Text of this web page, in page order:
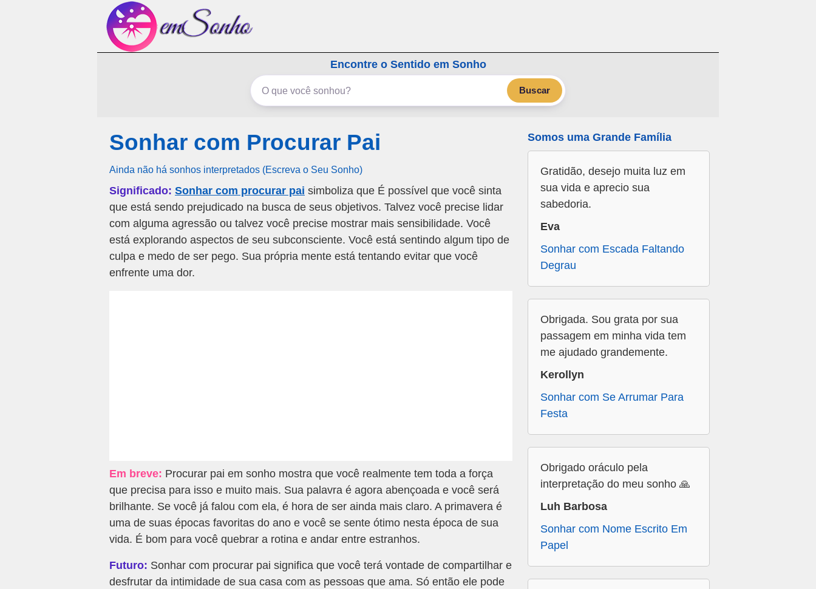
Encontre o Sentido em Sonho
Buscar
Sonhar com Procurar Pai
Ainda não há sonhos interpretados (Escreva o Seu Sonho)
Significado: Sonhar com procurar pai simboliza que É possível que você sinta
que está sendo prejudicado na busca de seus objetivos. Talvez você precise lidar
com alguma agressão ou talvez você precise mostrar mais sensibilidade. Você
está explorando aspectos de seu subconsciente. Você está sentindo algum tipo de
culpa e medo de ser pego. Sua própria mente está tentando evitar que você
enfrente uma dor.
Em breve: Procurar pai em sonho mostra que você realmente tem toda a força
que precisa para isso e muito mais. Sua palavra é agora abençoada e você será
brilhante. Se você já falou com ela, é hora de ser ainda mais claro. A primavera é
uma de suas épocas favoritas do ano e você se sente ótimo nesta época de sua
vida. É bom para você quebrar a rotina e andar entre estranhos.
Futuro: Sonhar com procurar pai significa que você terá vontade de compartilhar e
desfrutar da intimidade de sua casa com as pessoas que ama. Só então ele pode
Somos uma Grande Família
Gratidão, desejo muita luz em
sua vida e aprecio sua
sabedoria.
Eva
Sonhar com Escada Faltando
Degrau
Obrigada. Sou grata por sua
passagem em minha vida tem
me ajudado grandemente.
Kerollyn
Sonhar com Se Arrumar Para
Festa
Obrigado oráculo pela
interpretação do meu sonho 🙏
Luh Barbosa
Sonhar com Nome Escrito Em
Papel